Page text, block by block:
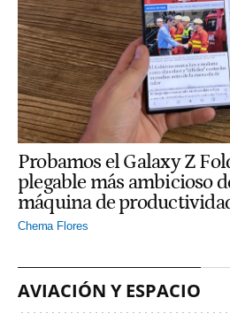
Probamos el Galaxy Z
plegable más ambicioso
máquina de
Chema Flores
AVIACIÓN Y ESPACIO